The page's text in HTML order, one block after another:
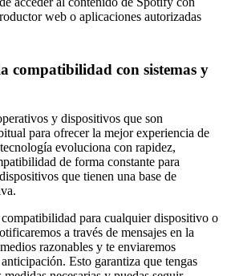
web o aplicaciones autorizadas
compatibilidad con sistemas y
y dispositivos que son
para ofrecer la mejor experiencia de
evoluciona con rapidez,
de forma constante para
que tienen una base de
para cualquier dispositivo o
a través de mensajes en la
razonables y te enviaremos
Esto garantiza que tengas